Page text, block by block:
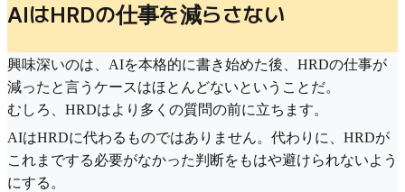
AIはHRDの仕事を減らさない
興味深いのは、AIを本格的に書き始めた後、HRDの仕事が
減ったと言うケースはほとんどないということだ。
むしろ、HRDはより多くの質問の前に立ちます。
AIはHRDに代わるものではありません。代わりに、HRDが
これまでする必要がなかった判断をもはや避けられないよう
にする。